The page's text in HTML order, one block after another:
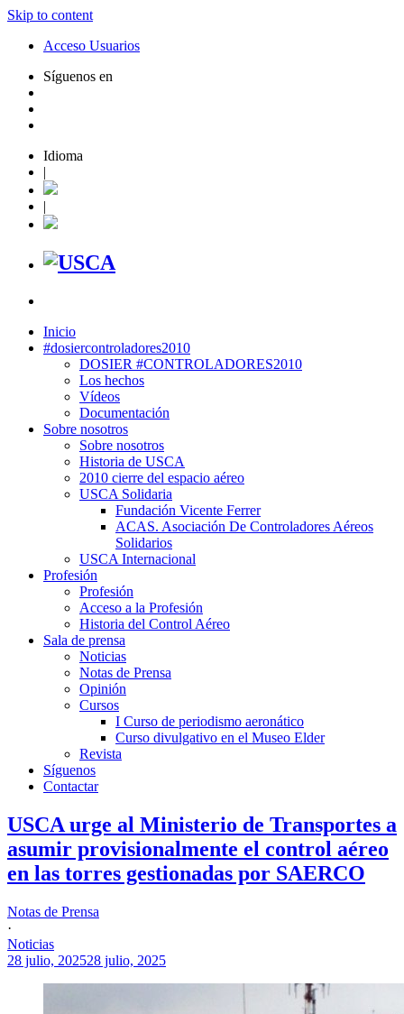
Skip to content
Acceso Usuarios
Síguenos en
Idioma
|
|
Inicio
#dosiercontroladores2010
DOSIER #CONTROLADORES2010
Los hechos
Vídeos
Documentación
Sobre nosotros
Sobre nosotros
Historia de USCA
2010 cierre del espacio aéreo
USCA Solidaria
Fundación Vicente Ferrer
ACAS. Asociación De Controladores Aéreos
Solidarios
USCA Internacional
Profesión
Profesión
Acceso a la Profesión
Historia del Control Aéreo
Sala de prensa
Noticias
Notas de Prensa
Opinión
Cursos
I Curso de periodismo aeronático
Curso divulgativo en el Museo Elder
Revista
Síguenos
Contactar
USCA urge al Ministerio de Transportes a
asumir provisionalmente el control aéreo
en las torres gestionadas por SAERCO
Notas de Prensa
·
Noticias
28 julio, 202528 julio, 2025